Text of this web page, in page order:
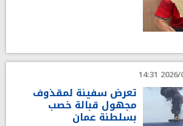
2026/
تعرض سفينة لمقذوف
مجهول قبالة خصب
بسلطنة عمان